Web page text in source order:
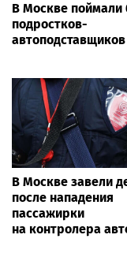
В Москве поймали
подростков-
автоподставщиков
В Москве завели
после нападения
пассажирки
на контролера